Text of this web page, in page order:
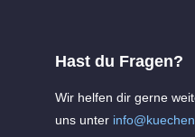
Hast du Fragen?
Wir helfen dir gerne
uns unter